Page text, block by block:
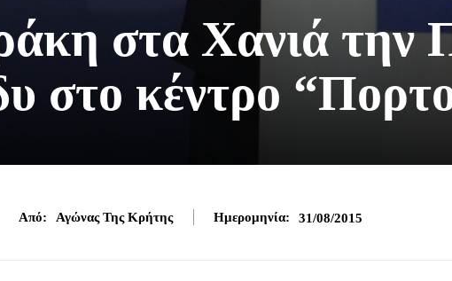
στα Χανιά την
στο κέντρο
Από: Αγώνας Της Κρήτης Ημερομηνία: 31/08/2015